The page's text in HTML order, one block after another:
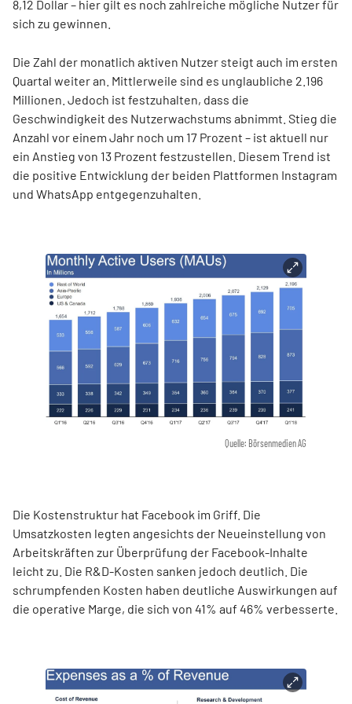
8,12 Dollar – hier gilt es noch zahlreiche mögliche Nutzer für
sich zu gewinnen.
Die Zahl der monatlich aktiven Nutzer steigt auch im ersten
Quartal weiter an. Mittlerweile sind es unglaubliche 2.196
Millionen. Jedoch ist festzuhalten, dass die
Geschwindigkeit des Nutzerwachstums abnimmt. Stieg die
Anzahl vor einem Jahr noch um 17 Prozent – ist aktuell nur
ein Anstieg von 13 Prozent festzustellen. Diesem Trend ist
die positive Entwicklung der beiden Plattformen Instagram
und WhatsApp entgegenzuhalten.
Quelle: Börsenmedien AG
Die Kostenstruktur hat Facebook im Griff. Die
Umsatzkosten legten angesichts der Neueinstellung von
Arbeitskräften zur Überprüfung der Facebook-Inhalte
leicht zu. Die R&D-Kosten sanken jedoch deutlich. Die
schrumpfenden Kosten haben deutliche Auswirkungen auf
die operative Marge, die sich von 41% auf 46% verbesserte.